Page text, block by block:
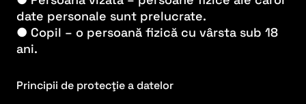
date personale sunt prelucrate.
● Copil – o persoană fizică cu vârsta sub 18
ani.
Principii de protecţie a datelor